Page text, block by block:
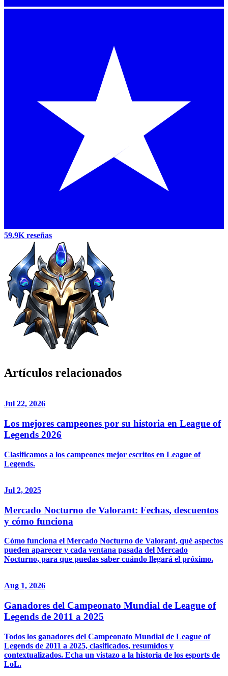
59.9K reseñas
Artículos relacionados
Jul 22, 2026
Los mejores campeones por su historia en League of
Legends 2026
Clasificamos a los campeones mejor escritos en League of
Legends.
Jul 2, 2025
Mercado Nocturno de Valorant: Fechas, descuentos
y cómo funciona
Cómo funciona el Mercado Nocturno de Valorant, qué aspectos
pueden aparecer y cada ventana pasada del Mercado
Nocturno, para que puedas saber cuándo llegará el próximo.
Aug 1, 2026
Ganadores del Campeonato Mundial de League of
Legends de 2011 a 2025
Todos los ganadores del Campeonato Mundial de League of
Legends de 2011 a 2025, clasificados, resumidos y
contextualizados. Echa un vistazo a la historia de los esports de
LoL.